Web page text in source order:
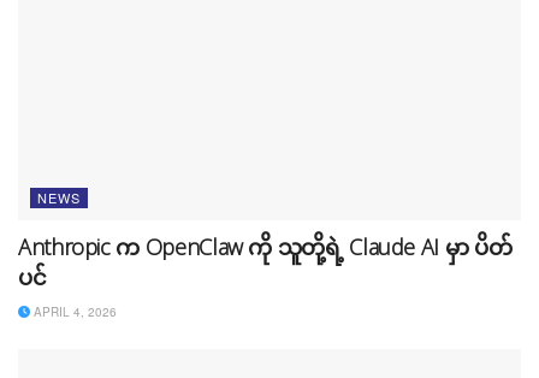
NEWS
Anthropic က OpenClaw ကို သူတို့ရဲ့ Claude AI မှာ ပိတ်
ပင်
APRIL 4, 2026